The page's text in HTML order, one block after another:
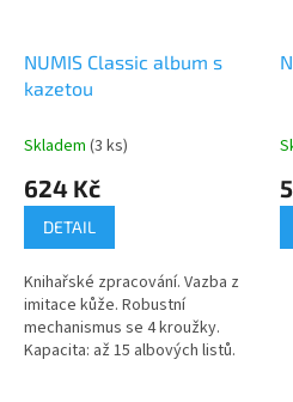
NUMIS Classic album s
kazetou
Skladem (3 ks)
624 Kč
DETAIL
Knihařské zpracování. Vazba z
imitace kůže. Robustní
mechanismus se 4 kroužky.
Kapacita: až 15 albových listů.